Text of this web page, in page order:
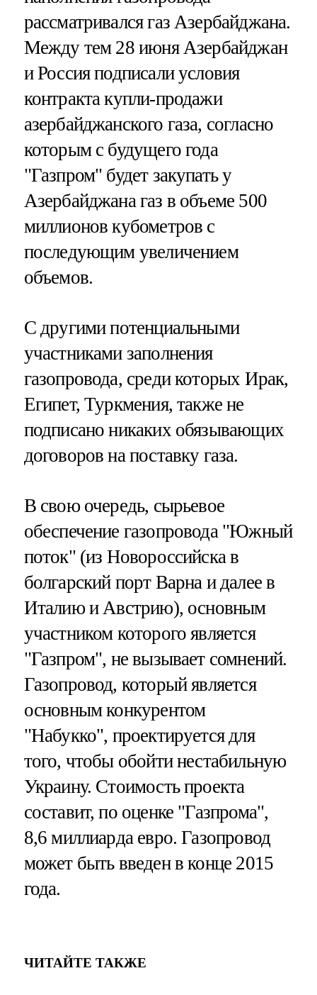
рассматривался газ Азербайджана.
Между тем 28 июня Азербайджан
и Россия подписали условия
контракта купли-продажи
азербайджанского газа, согласно
которым с будущего года
"Газпром" будет закупать у
Азербайджана газ в объеме 500
миллионов кубометров с
последующим увеличением
объемов.
С другими потенциальными
участниками заполнения
газопровода, среди которых Ирак,
Египет, Туркмения, также не
подписано никаких обязывающих
договоров на поставку газа.
В свою очередь, сырьевое
обеспечение газопровода "Южный
поток" (из Новороссийска в
болгарский порт Варна и далее в
Италию и Австрию), основным
участником которого является
"Газпром", не вызывает сомнений.
Газопровод, который является
основным конкурентом
"Набукко", проектируется для
того, чтобы обойти нестабильную
Украину. Стоимость проекта
составит, по оценке "Газпрома",
8,6 миллиарда евро. Газопровод
может быть введен в конце 2015
года.
ЧИТАЙТЕ ТАКЖЕ